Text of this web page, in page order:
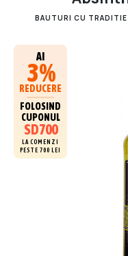
BAUTURI CU TRADITIE
AI
3%
REDUCERE
FOLOSIND
CUPONUL
SD700
LA COMENZI
PESTE 700 LEI